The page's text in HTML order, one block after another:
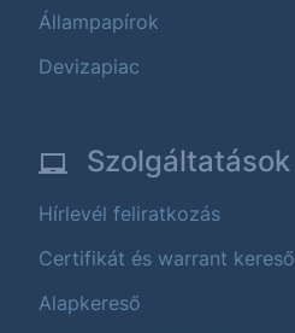
Állampapírok
Devizapiac
Szolgáltatások
Hírlevél feliratkozás
Certifikát és warrant kereső
Alapkereső